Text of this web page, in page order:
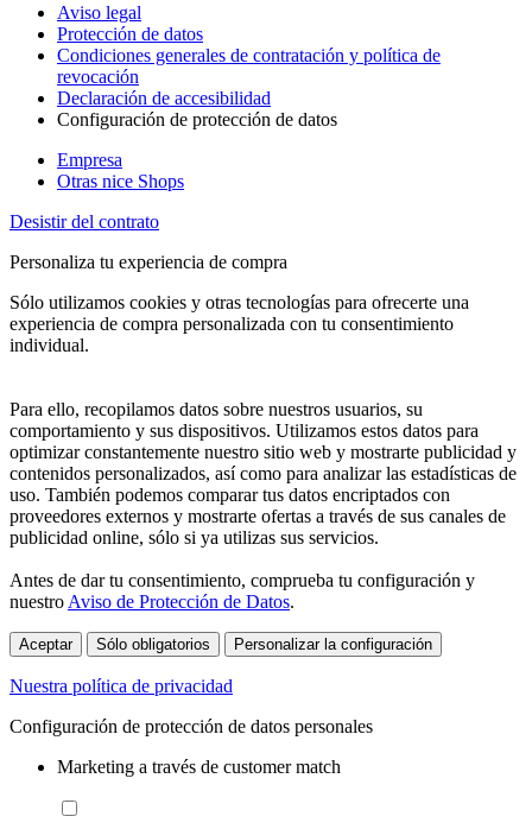
Aviso legal
Protección de datos
Condiciones generales de contratación y política de
revocación
Declaración de accesibilidad
Configuración de protección de datos
Empresa
Otras nice Shops
Desistir del contrato
Personaliza tu experiencia de compra
Sólo utilizamos cookies y otras tecnologías para ofrecerte una
experiencia de compra personalizada con tu consentimiento
individual.
Para ello, recopilamos datos sobre nuestros usuarios, su
comportamiento y sus dispositivos. Utilizamos estos datos para
optimizar constantemente nuestro sitio web y mostrarte publicidad y
contenidos personalizados, así como para analizar las estadísticas de
uso. También podemos comparar tus datos encriptados con
proveedores externos y mostrarte ofertas a través de sus canales de
publicidad online, sólo si ya utilizas sus servicios.
Antes de dar tu consentimiento, comprueba tu configuración y
nuestro Aviso de Protección de Datos.
Aceptar Sólo obligatorios Personalizar la configuración
Nuestra política de privacidad
Configuración de protección de datos personales
Marketing a través de customer match